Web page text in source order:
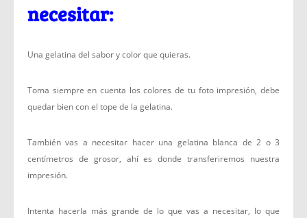
necesitar:
Una gelatina del sabor y color que quieras.
Toma siempre en cuenta los colores de tu foto impresión, debe
quedar bien con el tope de la gelatina.
También vas a necesitar hacer una gelatina blanca de 2 o 3
centímetros de grosor, ahí es donde transferiremos nuestra
impresión.
Intenta hacerla más grande de lo que vas a necesitar, lo que